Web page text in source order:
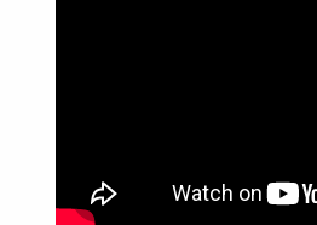
WhatsApp: (17) 99268-0565